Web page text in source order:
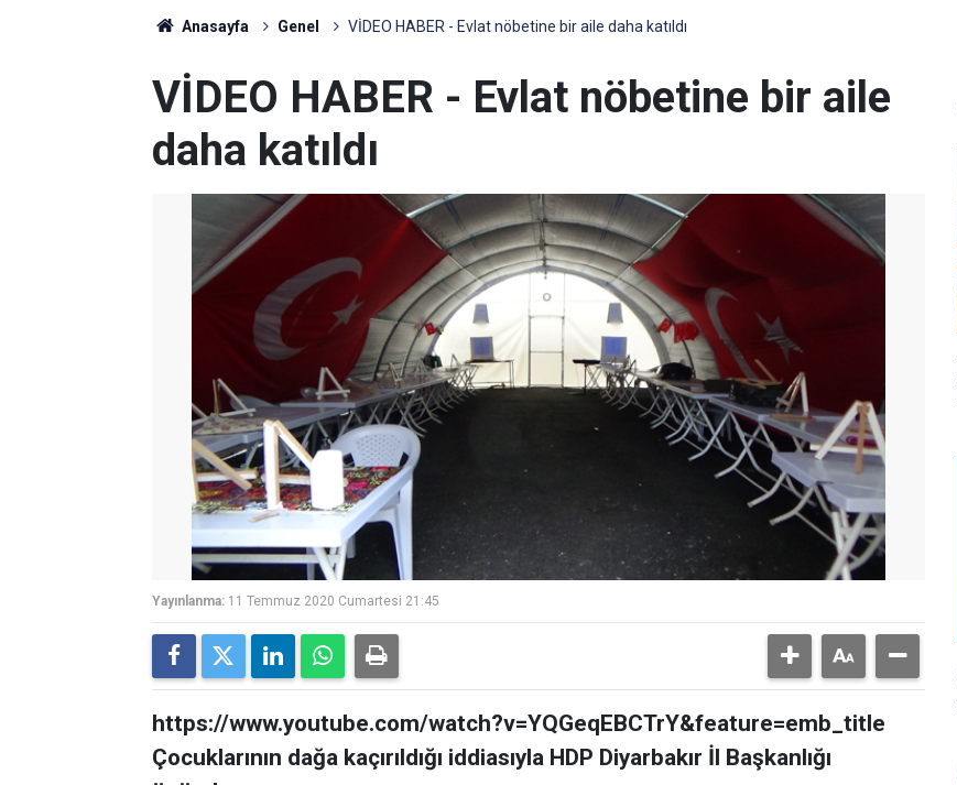
Anasayfa Genel VİDEO HABER - Evlat nöbetine bir aile daha katıldı
VİDEO HABER - Evlat nöbetine bir aile
daha katıldı
Yayınlanma: 11 Temmuz 2020 Cumartesi 21:45
https://www.youtube.com/watch?v=YQGeqEBCTrY&feature=emb_title
Çocuklarının dağa kaçırıldığı iddiasıyla HDP Diyarbakır İl Başkanlığı